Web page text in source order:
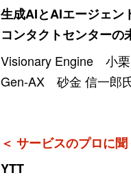
生成AIとAIエージェン
コンタクトセンターの
Visionary Engine 小
Gen-AX 砂金 信一郎
＜ サービスのプロに聞
YTT